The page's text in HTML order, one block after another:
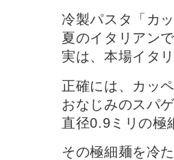
冷製パスタ「カ
夏のイタリアン
実は、本場イタ
正確には、カッ
おなじみのスパ
直径0.9ミリの極
その極細麺を冷